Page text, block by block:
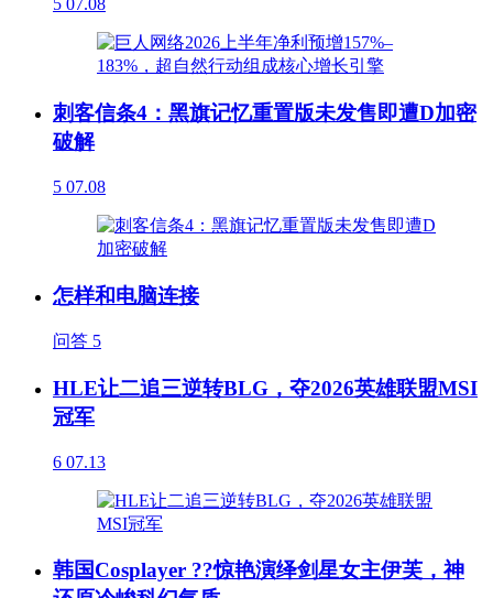
5 07.08
刺客信条4：黑旗记忆重置版未发售即遭D加密
破解
5 07.08
怎样和电脑连接
问答 5
HLE让二追三逆转BLG，夺2026英雄联盟MSI
冠军
6 07.13
韩国Cosplayer ??惊艳演绎剑星女主伊芙，神